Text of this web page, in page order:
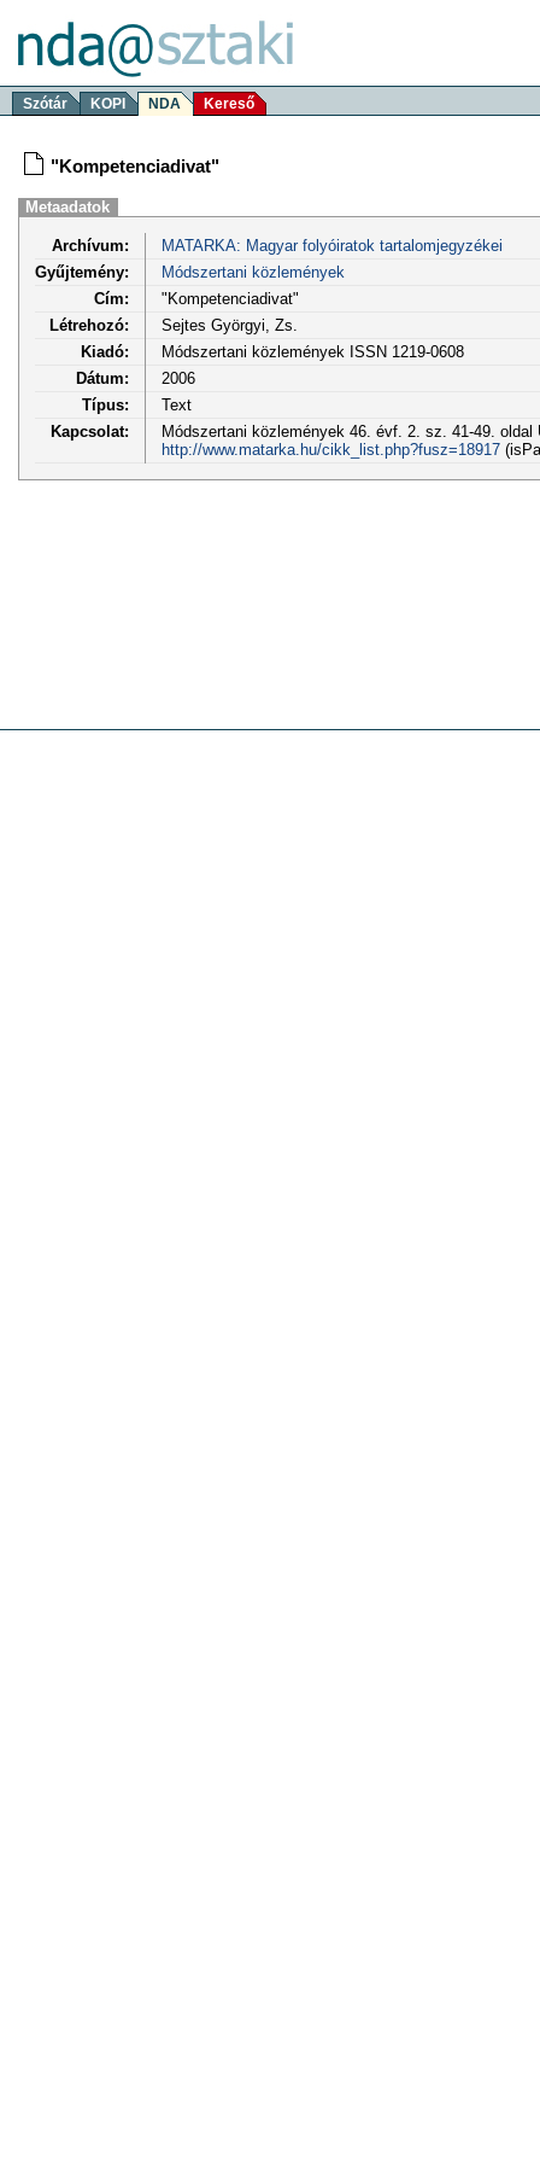
Szótár KOPI NDA Kereső
"Kompetenciadivat"
Metaadatok
Archívum:
MATARKA: Magyar folyóiratok tartalomjegyzékei
Gyűjtemény:
Módszertani közlemények
Cím:
"Kompetenciadivat"
Létrehozó:
Sejtes Györgyi, Zs.
Kiadó:
Módszertani közlemények ISSN 1219-0608
Dátum:
2006
Típus:
Text
Kapcsolat:
Módszertani közlemények 46. évf. 2. sz. 41-49. oldal
http://www.matarka.hu/cikk_list.php?fusz=18917